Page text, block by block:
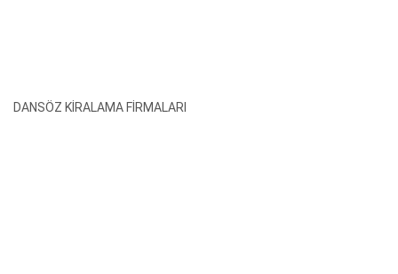
DANSÖZ KİRALAMA FİRMALARI